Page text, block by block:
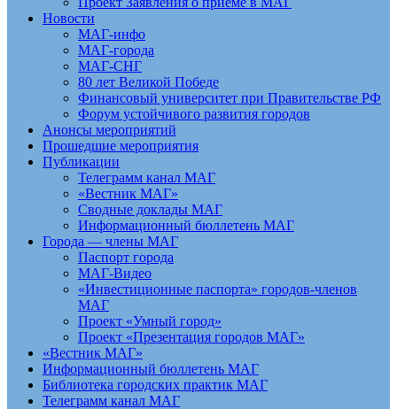
Новости
МАГ-инфо
МАГ-города
МАГ-СНГ
80 лет Великой Победе
Финансовый университет при Правительстве РФ
Форум устойчивого развития городов
Анонсы мероприятий
Прошедшие мероприятия
Публикации
Телеграмм канал МАГ
«Вестник МАГ»
Сводные доклады МАГ
Информационный бюллетень МАГ
Города — члены МАГ
Паспорт города
МАГ-Видео
«Инвестиционные паспорта» городов-членов
МАГ
Проект «Умный город»
Проект «Презентация городов МАГ»
«Вестник МАГ»
Информационный бюллетень МАГ
Библиотека городских практик МАГ
Телеграмм канал МАГ